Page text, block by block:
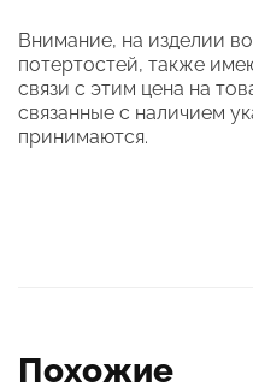
Внимание, на изделии
потертостей, также
связи с этим цена на
связанные с наличием
принимаются.
Похожие